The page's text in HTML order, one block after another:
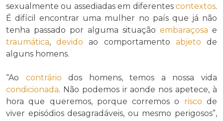
sexualmente ou assediadas em diferentes contextos.
É difícil encontrar uma mulher no país que já não
tenha passado por alguma situação embaraçosa e
traumática,devido ao comportamento abjeto de
alguns homens.
“Ao contrário dos homens, temos a nossa vida
condicionada. Não podemos ir aonde nos apetece, à
hora que queremos, porque corremos o risco de
viver episódios desagradáveis, ou mesmo perigosos”,